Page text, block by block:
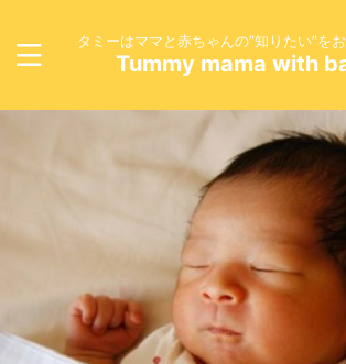
タミーはママと赤ちゃんの”知りたい”を
Tummy mama with